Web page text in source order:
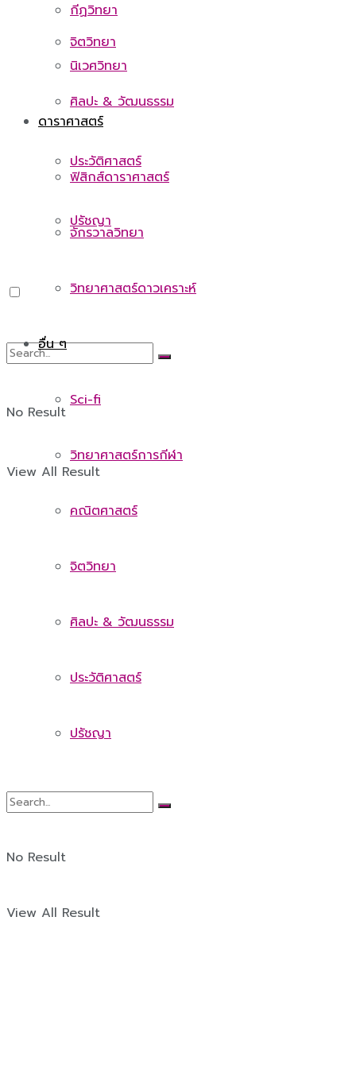
จิตวิทยา
ศิลปะ & วัฒนธรรม
ประวัติศาสตร์
ปรัชญา
No Result
View All Result
กีฏวิทยา
นิเวศวิทยา
ดาราศาสตร์
ฟิสิกส์ดาราศาสตร์
จักรวาลวิทยา
วิทยาศาสตร์ดาวเคราะห์
อื่น ๆ
Sci-fi
วิทยาศาสตร์การกีฬา
คณิตศาสตร์
จิตวิทยา
ศิลปะ & วัฒนธรรม
ประวัติศาสตร์
ปรัชญา
No Result
View All Result